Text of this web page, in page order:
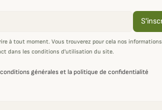
à tout moment. Vous trouverez pour cela nos
dans les conditions d'utilisation du site.
générales et la politique de confidentialité